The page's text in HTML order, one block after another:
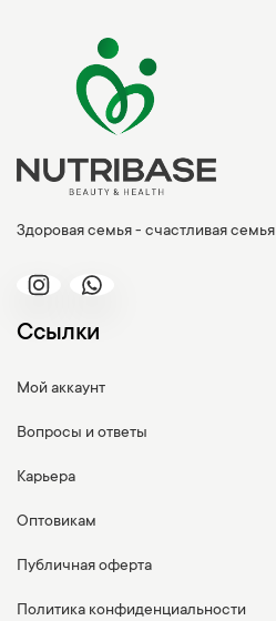
Здоровая семья - счастливая семья
Ссылки
Мой аккаунт
Вопросы и ответы
Карьера
Оптовикам
Публичная оферта
Политика конфиденциальности